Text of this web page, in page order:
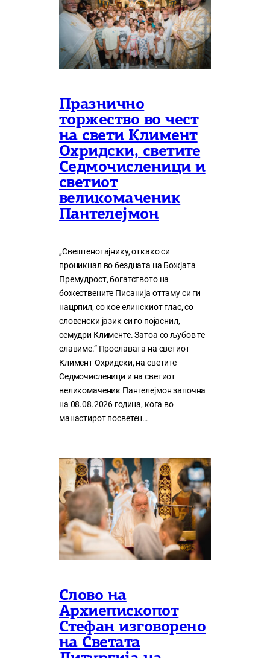
Празнично
торжество во чест
на свети Климент
Охридски, светите
Седмочисленици и
светиот
великомаченик
Пантелејмон
„Свештенотајнику, откако си
проникнал во бездната на Божјата
Премудрост, богатството на
божествените Писанија оттаму си ги
нацрпил, со кое елинскиот глас, со
словенски јазик си го појаснил,
семудри Клименте. Затоа со љубов те
славиме.“ Прославата на светиот
Климент Охридски, на светите
Седмочисленици и на светиот
великомаченик Пантелејмон започна
на 08.08.2026 година, кога во
манастирот посветен…
Слово на
Архиепископот
Стефан изговорено
на Светата